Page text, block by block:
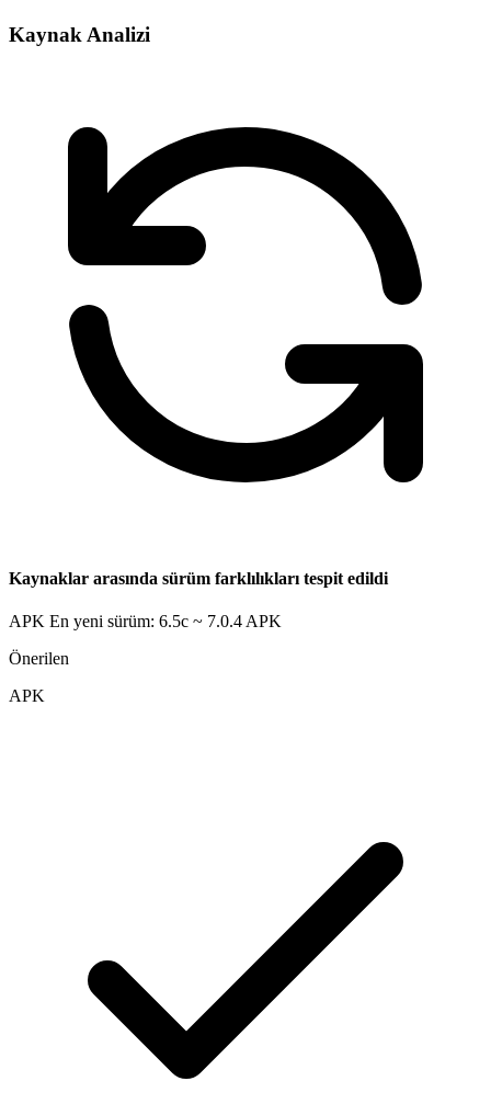
Kaynak Analizi
Kaynaklar arasında sürüm farklılıkları tespit edildi
APK En yeni sürüm: 6.5c ~ 7.0.4 APK
Önerilen
APK